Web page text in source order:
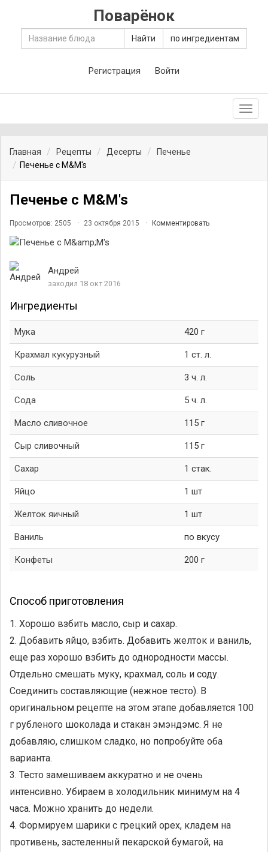
Поварёнок
Найти по ингредиентам
Регистрация Войти
Главная Рецепты Десерты
Печенье
Печенье с M&M's
Печенье с M&M's
Просмотров: 2505 23 октября 2015 Комментировать
Андрей
заходил 18 окт 2016
Ингредиенты
Мука 420 г
Крахмал кукурузный 1 ст. л.
Соль 3 ч. л.
Сода 5 ч. л.
Масло сливочное 115 г
Сыр сливочный 115 г
Сахар 1 стак.
Яйцо 1 шт
Желток яичный 1 шт
Ваниль по вкусу
Конфеты 200 г
Способ приготовления
1. Хорошо взбить масло, сыр и сахар.
2. Добавить яйцо, взбить. Добавить желток и ваниль,
еще раз хорошо взбить до однородности массы.
Отдельно смешать муку, крахмал, соль и соду.
Соединить составляющие (нежное тесто). В
оригинальном рецепте на этом этапе добавляется 100
г рубленого шоколада и стакан эмэндэмс. Я не
добавляю, слишком сладко, но попробуйте оба
варианта.
3. Тесто замешиваем аккуратно и не очень
интенсивно. Убираем в холодильник минимум на 4
часа. Можно хранить до недели.
4. Формируем шарики с грецкий орех, кладем на
противень, застеленный пекарской бумагой, на